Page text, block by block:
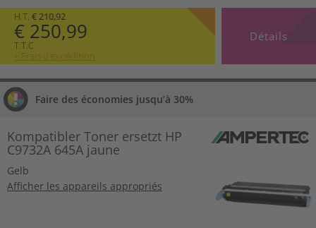
H.T. € 210,92
€ 250,99
T.T.C
+ Frais d’expédition
Détails
Faire des économies jusqu’à 30%
Kompatibler Toner ersetzt HP
C9732A 645A jaune
Gelb
Afficher les appareils appropriés